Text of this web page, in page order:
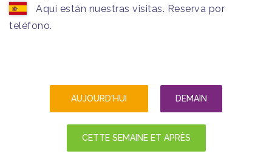
Aquí están nuestras visitas. Reserva por
teléfono.
AUJOURD'HUI DEMAIN
CETTE SEMAINE ET APRÈS